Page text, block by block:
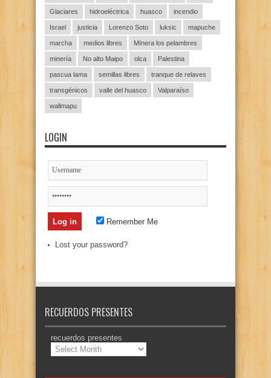
Glaciares hidroeléctrica huasco incendio
Israel justicia Lorenzo Soto luksic mapuche
marcha medios libres MInera los pelambres
minería No alto Maipo olca Palestina
pascua lama semillas libres tranque de relaves
transgénicos valle del huasco Valparaíso
wallmapu
LOGIN
Remember Me
Lost your password?
RECUERDOS PRESENTES
recuerdos presentes